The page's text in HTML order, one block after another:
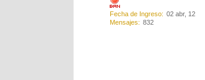
Fecha de Ingreso
02 abr, 12
Mensajes
832